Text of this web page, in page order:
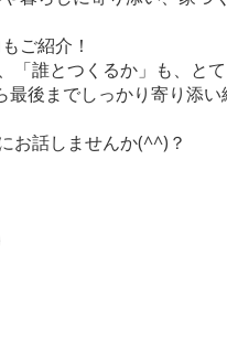
ご紹介！
誰とつくるか」も、とて
後までしっかり寄り添い
お話しませんか(^^)？